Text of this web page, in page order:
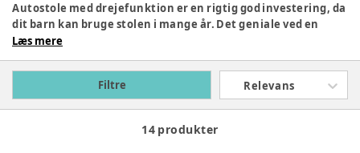
Autostole med drejefunktion er en rigtig god investering, da
dit barn kan bruge stolen i mange år. Det geniale ved en
autostol med drejefunktion er, at den er vendbar, så stolen
stol med denne drejemekanisme meget mere behagelig at
benytte for dig som forældre. Vi har autostole med
drejefunktion fra anerkendte mærker som Cybex, Britax og
Læs mere
Filtre Relevans
14 produkter